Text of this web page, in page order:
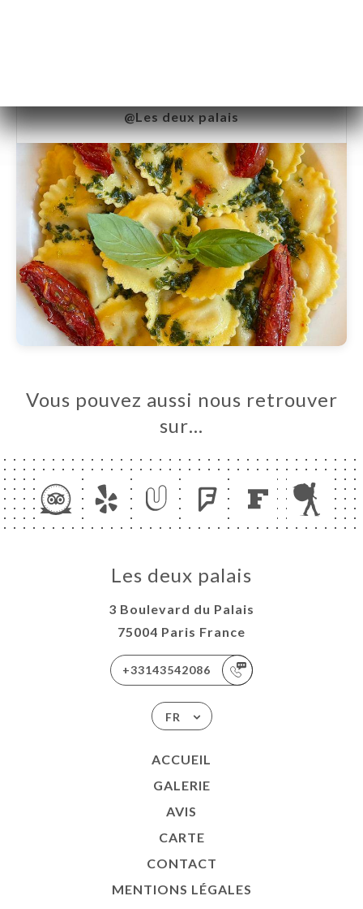
@Les deux palais
Vous pouvez aussi nous retrouver
sur…
Les deux palais
3 Boulevard du Palais
75004 Paris France
+33143542086
FR
ACCUEIL
GALERIE
AVIS
CARTE
CONTACT
MENTIONS LÉGALES